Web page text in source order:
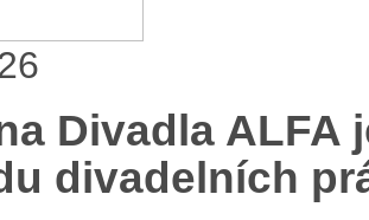
Divadla ALFA
divadelních